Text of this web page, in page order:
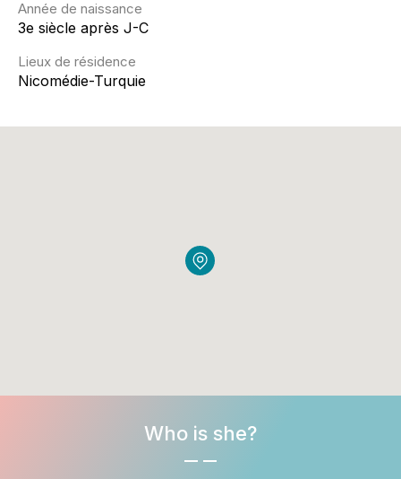
Année de naissance
3e siècle après J-C
Lieux de résidence
Nicomédie-Turquie
Who is she?